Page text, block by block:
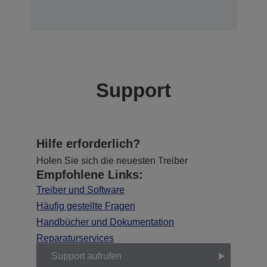
Support
Hilfe erforderlich?
Holen Sie sich die neuesten Treiber
Empfohlene Links:
Treiber und Software
Häufig gestellte Fragen
Handbücher und Dokumentation
Reparaturservices
Support aufrufen